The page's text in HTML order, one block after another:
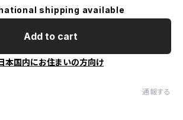
shipping available
Add to cart
本国内にお住まいの方向け
通報する